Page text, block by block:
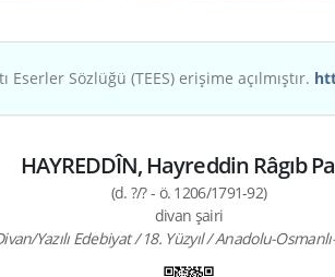
Eserler Sözlüğü (TEES) erişime açılmıştır.
HAYREDDÎN, Hayreddin Râgıb
(d. ?/? - ö. 1206/1791-92)
divan şairi
Yazılı Edebiyat / 18. Yüzyıl / Anadolu-